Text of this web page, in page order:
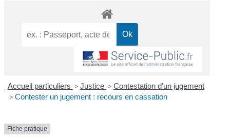
Accueil particuliers > Justice > Contestation d'un jugement
> Contester un jugement : recours en cassation
Fiche pratique